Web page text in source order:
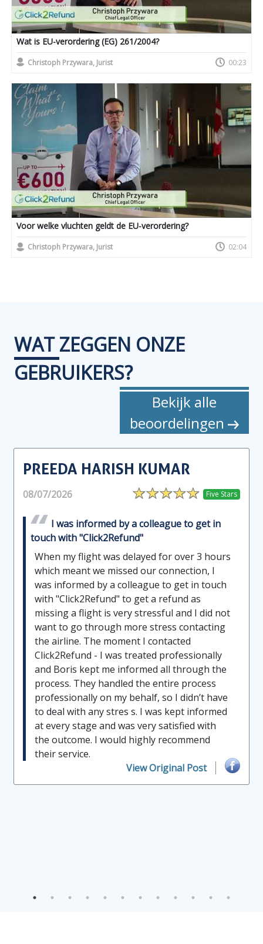
Wat is EU-verordering (EG) 261/2004?
Christoph Przywara, Jurist 00:23
Voor welke vluchten geldt de EU-verordering?
Christoph Przywara, Jurist 02:04
WATZEGGEN ONZE
GEBRUIKERS?
Bekijk alle
beoordelingen
PREEDA HARISH KUMAR
08/07/2026 Five Stars
I was informed by a colleague to get in
touch with "Click2Refund"
When my flight was delayed for over 3 hours
which meant we missed our connection, I
was informed by a colleague to get in touch
with "Click2Refund" to get a refund as
missing a flight is very stressful and I did not
want to go through more stress contacting
the airline. The moment I contacted
Click2Refund - I was treated professionally
and Boris kept me informed all through the
process. They handled the entire process
professionally on my behalf, so I didn’t have
to deal with any stres s. I was kept informed
at every stage and was very satisfied with
the outcome. I would highly recommend
their service.
View Original Post